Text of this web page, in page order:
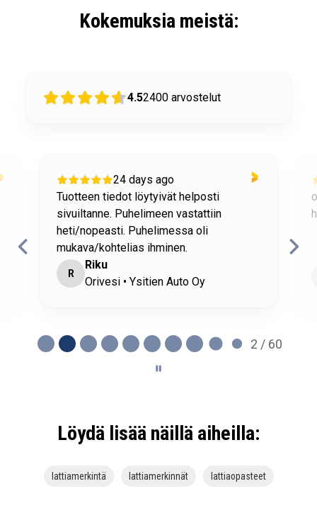
Kokemuksia meistä:
4.52400 arvostelut
24 days ago
Tuotteen tiedot löytyivät helposti
sivuiltanne. Puhelimeen vastattiin
heti/nopeasti. Puhelimessa oli
mukava/kohtelias ihminen.
R
Riku
Orivesi • Ysitien Auto Oy
2 / 60
Löydä lisää näillä aiheilla:
lattiamerkintä lattiamerkinnät lattiaopasteet